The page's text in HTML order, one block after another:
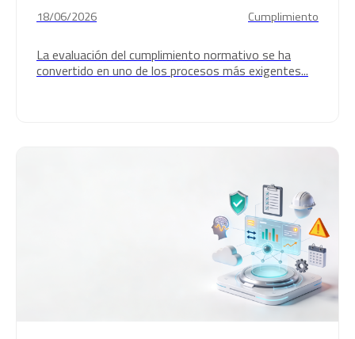
18/06/2026 Cumplimiento
La evaluación del cumplimiento normativo se ha
convertido en uno de los procesos más exigentes...